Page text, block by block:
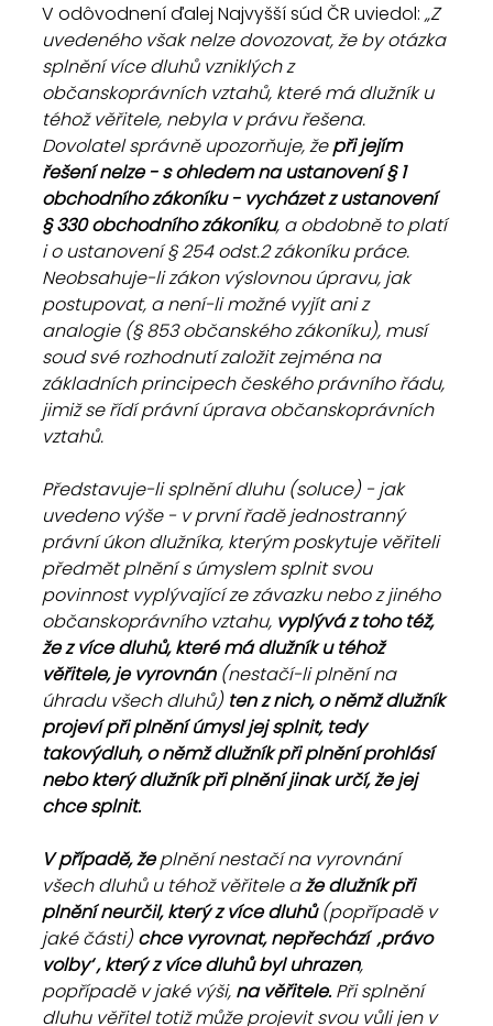
V odôvodnení ďalej Najvyšší súd ČR uviedol: „Z
uvedeného však nelze dovozovat, že by otázka
splnění více dluhů vzniklých z
občanskoprávních vztahů, které má dlužník u
téhož věřitele, nebyla v právu řešena.
Dovolatel správně upozorňuje, že při jejím
řešení nelze - s ohledem na ustanovení § 1
obchodního zákoníku - vycházet z ustanovení
§ 330 obchodního zákoníku, a obdobně to platí
i o ustanovení § 254 odst.2 zákoníku práce.
Neobsahuje-li zákon výslovnou úpravu, jak
postupovat, a není-li možné vyjít ani z
analogie (§ 853 občanského zákoníku), musí
soud své rozhodnutí založit zejména na
základních principech českého právního řádu,
jimiž se řídí právní úprava občanskoprávních
vztahů.
Představuje-li splnění dluhu (soluce) - jak
uvedeno výše - v první řadě jednostranný
právní úkon dlužníka, kterým poskytuje věřiteli
předmět plnění s úmyslem splnit svou
povinnost vyplývající ze závazku nebo z jiného
občanskoprávního vztahu, vyplývá z toho též,
že z více dluhů, které má dlužník u téhož
věřitele, je vyrovnán (nestačí-li plnění na
úhradu všech dluhů) ten z nich, o němž dlužník
projeví při plnění úmysl jej splnit, tedy
takovýdluh, o němž dlužník při plnění prohlásí
nebo který dlužník při plnění jinak určí, že jej
chce splnit.
V případě, že plnění nestačí na vyrovnání
všech dluhů u téhož věřitele a že dlužník při
plnění neurčil, který z více dluhů (popřípadě v
jaké části) chce vyrovnat, nepřechází  ‚právo
volby‘ , který z více dluhů byl uhrazen,
popřípadě v jaké výši, na věřitele. Při splnění
dluhu věřitel totiž může projevit svou vůli jen v